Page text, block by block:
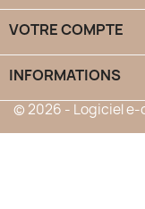
VOTRE COMPTE
INFORMATIONS
© 2026 - Logiciel